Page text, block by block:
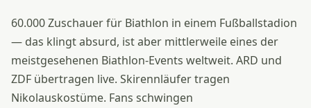
60.000 Zuschauer für Biathlon in einem Fußballstadion
— das klingt absurd, ist aber mittlerweile eines der
meistgesehenen Biathlon-Events weltweit. ARD und
ZDF übertragen live. Skirennläufer tragen
Nikolauskostüme. Fans schwingen